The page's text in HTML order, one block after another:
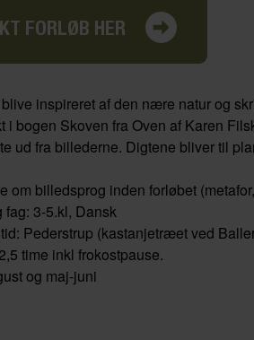
FORLØB HER
inspireret af den nære natur og
i bogen Skoven fra Oven af Karen
ud fra billederne. Digtene bliver til
om billedsprog inden forløbet
fag: 3-5.kl, Dansk
Pederstrup (kastanjetræet ved
time inkl frokostpause.
og maj-juni